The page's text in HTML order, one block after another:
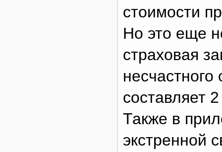
стоимости
Но это еще
страховая
составляет
Также в
экстренной